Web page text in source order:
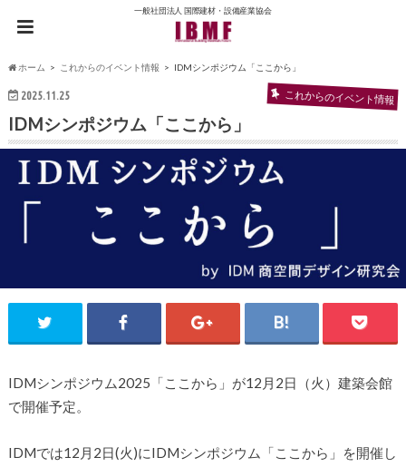
一般社団法人 国際建材・設備産業協会
ホーム これからのイベント情報 IDMシンポジウム「ここから」
2025.11.25 これからのイベント情報
IDMシンポジウム「ここから」
IDMシンポジウム2025「ここから」が12月2日（火）建築会館
で開催予定。
IDMでは12月2日(火)にIDMシンポジウム「ここから」を開催し